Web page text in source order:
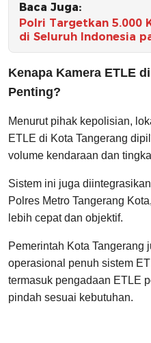
Baca Juga:
Polri Targetkan 5.000
di Seluruh Indonesia
Kenapa Kamera ETLE
Penting?
Menurut pihak kepolisian,
ETLE di Kota Tangerang
volume kendaraan dan
Sistem ini juga
Polres Metro Tangerang
lebih cepat dan objektif.
Pemerintah Kota Tangerang
operasional penuh sistem
termasuk pengadaan ETLE
pindah sesuai kebutuhan.